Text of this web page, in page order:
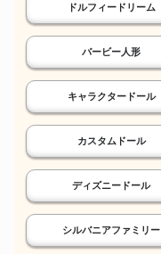
ドルフィードリーム
バービー人形
キャラクタードール
カスタムドール
ディズニードール
シルバニアファミリー